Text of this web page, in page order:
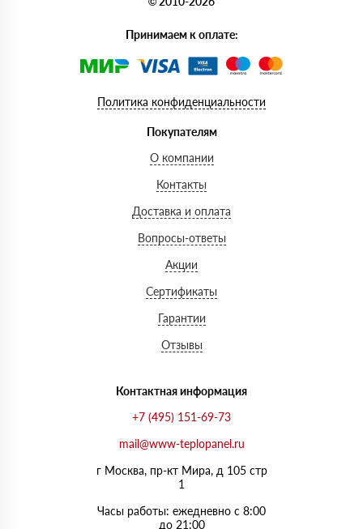
Принимаем к оплате:
Политика конфиденциальности
Покупателям
О компании
Контакты
Доставка и оплата
Вопросы-ответы
Акции
Сертификаты
Гарантии
Отзывы
Контактная информация
+7 (495) 151-69-73
mail@www-teplopanel.ru
г Москва, пр-кт Мира, д 105 стр
1
Часы работы: ежедневно с 8:00
до 21:00